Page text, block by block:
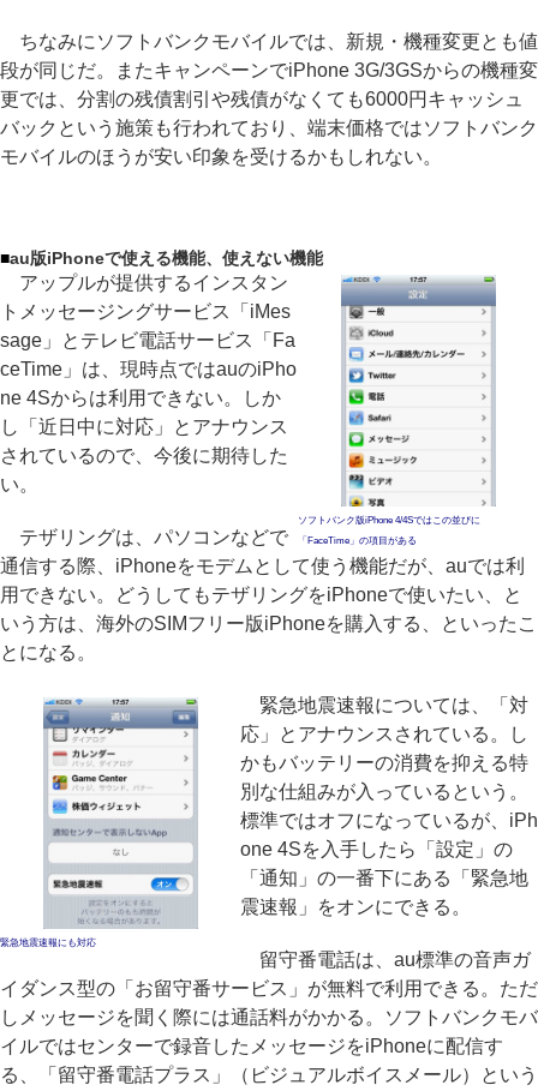
ちなみにソフトバンクモバイルでは、新規・機種変更とも値
段が同じだ。またキャンペーンでiPhone 3G/3GSからの機種変
更では、分割の残債割引や残債がなくても6000円キャッシュ
バックという施策も行われており、端末価格ではソフトバンク
モバイルのほうが安い印象を受けるかもしれない。
■au版iPhoneで使える機能、使えない機能
ソフトバンク版iPhone 4/4Sではこの並びに
「FaceTime」の項目がある
アップルが提供するインスタン
トメッセージングサービス「iMes
sage」とテレビ電話サービス「Fa
ceTime」は、現時点ではauのiPho
ne 4Sからは利用できない。しか
し「近日中に対応」とアナウンス
されているので、今後に期待した
い。
テザリングは、パソコンなどで
通信する際、iPhoneをモデムとして使う機能だが、auでは利
用できない。どうしてもテザリングをiPhoneで使いたい、と
いう方は、海外のSIMフリー版iPhoneを購入する、といったこ
とになる。
緊急地震速報にも対応
緊急地震速報については、「対
応」とアナウンスされている。し
かもバッテリーの消費を抑える特
別な仕組みが入っているという。
標準ではオフになっているが、iPh
one 4Sを入手したら「設定」の
「通知」の一番下にある「緊急地
震速報」をオンにできる。
留守番電話は、au標準の音声ガ
イダンス型の「お留守番サービス」が無料で利用できる。ただ
しメッセージを聞く際には通話料がかかる。ソフトバンクモバ
イルではセンターで録音したメッセージをiPhoneに配信す
る、「留守番電話プラス」（ビジュアルボイスメール）という